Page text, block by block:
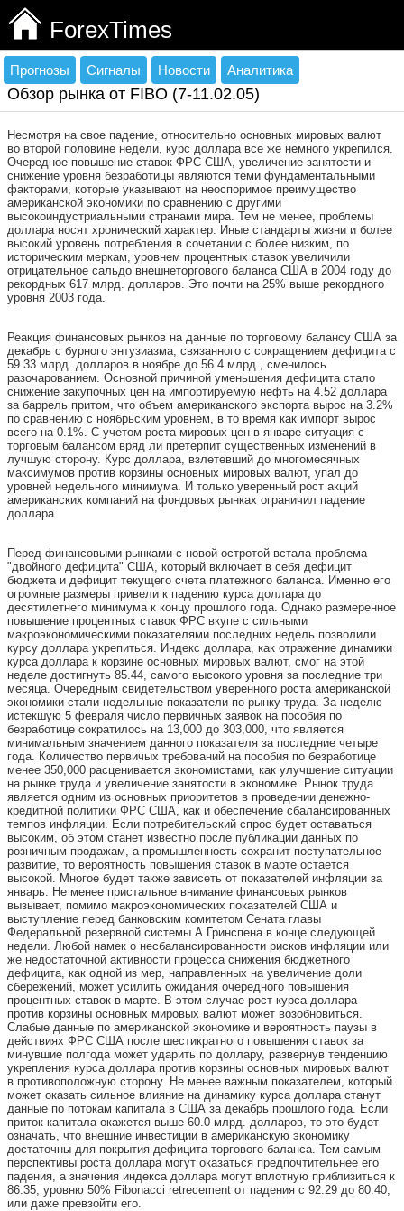
ForexTimes
Прогнозы Сигналы Новости Аналитика
Обзор рынка от FIBO (7-11.02.05)
Несмотря на свое падение, относительно основных мировых валют
во второй половине недели, курс доллара все же немного укрепился.
Очередное повышение ставок ФРС США, увеличение занятости и
снижение уровня безработицы являются теми фундаментальными
факторами, которые указывают на неоспоримое преимущество
американской экономики по сравнению с другими
высокоиндустриальными странами мира. Тем не менее, проблемы
доллара носят хронический характер. Иные стандарты жизни и более
высокий уровень потребления в сочетании с более низким, по
историческим меркам, уровнем процентных ставок увеличили
отрицательное сальдо внешнеторгового баланса США в 2004 году до
рекордных 617 млрд. долларов. Это почти на 25% выше рекордного
уровня 2003 года.
Реакция финансовых рынков на данные по торговому балансу США за
декабрь с бурного энтузиазма, связанного с сокращением дефицита с
59.33 млрд. долларов в ноябре до 56.4 млрд., сменилось
разочарованием. Основной причиной уменьшения дефицита стало
снижение закупочных цен на импортируемую нефть на 4.52 доллара
за баррель притом, что объем американского экспорта вырос на 3.2%
по сравнению с ноябрьским уровнем, в то время как импорт вырос
всего на 0.1%. С учетом роста мировых цен в январе ситуация с
торговым балансом вряд ли претерпит существенных изменений в
лучшую сторону. Курс доллара, взлетевший до многомесячных
максимумов против корзины основных мировых валют, упал до
уровней недельного минимума. И только уверенный рост акций
американских компаний на фондовых рынках ограничил падение
доллара.
Перед финансовыми рынками с новой остротой встала проблема
"двойного дефицита" США, который включает в себя дефицит
бюджета и дефицит текущего счета платежного баланса. Именно его
огромные размеры привели к падению курса доллара до
десятилетнего минимума к концу прошлого года. Однако размеренное
повышение процентных ставок ФРС вкупе с сильными
макроэкономическими показателями последних недель позволили
курсу доллара укрепиться. Индекс доллара, как отражение динамики
курса доллара к корзине основных мировых валют, смог на этой
неделе достигнуть 85.44, самого высокого уровня за последние три
месяца. Очередным свидетельством уверенного роста американской
экономики стали недельные показатели по рынку труда. За неделю
истекшую 5 февраля число первичных заявок на пособия по
безработице сократилось на 13,000 до 303,000, что является
минимальным значением данного показателя за последние четыре
года. Количество первичых требований на пособия по безработице
менее 350,000 расценивается экономистами, как улучшение ситуации
на рынке труда и увеличение занятости в экономике. Рынок труда
является одним из основных приоритетов в проведении денежно-
кредитной политики ФРС США, как и обеспечение сбалансированных
темпов инфляции. Если потребительский спрос будет оставаться
высоким, об этом станет известно после публикации данных по
розничным продажам, а промышленность сохранит поступательное
развитие, то вероятность повышения ставок в марте остается
высокой. Многое будет также зависеть от показателей инфляции за
январь. Не менее пристальное внимание финансовых рынков
вызывает, помимо макроэкономических показателей США и
выступление перед банковским комитетом Сената главы
Федеральной резервной системы А.Гринспена в конце следующей
недели. Любой намек о несбалансированности рисков инфляции или
же недостаточной активности процесса снижения бюджетного
дефицита, как одной из мер, направленных на увеличение доли
сбережений, может усилить ожидания очередного повышения
процентных ставок в марте. В этом случае рост курса доллара
против корзины основных мировых валют может возобновиться.
Слабые данные по американской экономике и вероятность паузы в
действиях ФРС США после шестикратного повышения ставок за
минувшие полгода может ударить по доллару, развернув тенденцию
укрепления курса доллара против корзины основных мировых валют
в противоположную сторону. Не менее важным показателем, который
может оказать сильное влияние на динамику курса доллара станут
данные по потокам капитала в США за декабрь прошлого года. Если
приток капитала окажется выше 60.0 млрд. долларов, то это будет
означать, что внешние инвестиции в американскую экономику
достаточны для покрытия дефицита торгового баланса. Тем самым
перспективы роста доллара могут оказаться предпочтительнее его
падения, а значения индекса доллара могут вплотную приблизиться к
86.35, уровню 50% Fibonacci retrecement от падения с 92.29 до 80.40,
или даже превзойти его.